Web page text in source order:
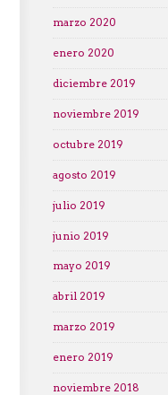
marzo 2020
enero 2020
diciembre 2019
noviembre 2019
octubre 2019
agosto 2019
julio 2019
junio 2019
mayo 2019
abril 2019
marzo 2019
enero 2019
noviembre 2018